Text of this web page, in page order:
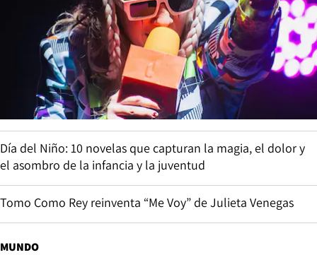
Día del Niño: 10 novelas que capturan la magia, el dolor y
el asombro de la infancia y la juventud
Tomo Como Rey reinventa “Me Voy” de Julieta Venegas
MUNDO